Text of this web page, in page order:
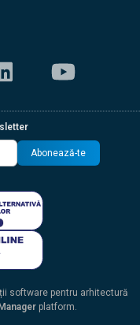
Abonează-te
software pentru arhitectură
platform.